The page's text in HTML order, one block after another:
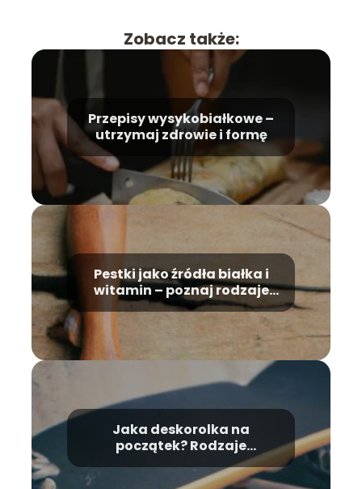
Zobacz także:
Przepisy wysykobiałkowe –
utrzymaj zdrowie i formę
Pestki jako źródła białka i
witamin – poznaj rodzaje
pestek i ich cudowne
właściwości
Jaka deskorolka na
początek? Rodzaje
deskorolek i zalety tego
sportu